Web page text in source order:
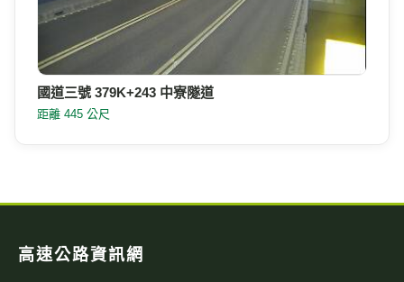
國道三號 379K+243 中寮隧道
距離 445 公尺
高速公路資訊網